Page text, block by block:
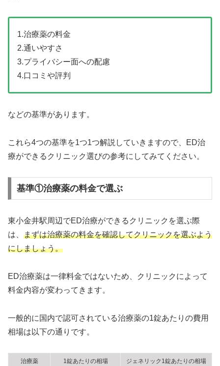
1.治療薬の料金
2.通いやすさ
3.プライバシー面への配慮
4.口コミや評判
などの基準があります。
これら4つの基準を1つ1つ解説していきますので、ED治
療ができるクリニック選びの参考にしてみてください。
基準①治療薬の料金で選ぶ
東小金井駅周辺でED治療ができるクリニックを選ぶ際
は、 まずは治療薬の料金を確認してクリニックを選ぶよう
にしましょう。
ED治療薬は一律料金ではないため、クリニックによって
料金内容が変わってきます。
一般的に国内で認可されている治療薬の1錠あたりの費用
相場は以下の通りです。
治療薬 1錠あたりの相場 ジェネリック1錠あたりの相場